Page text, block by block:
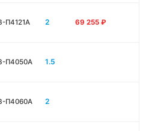
П4121A 2 69 255 ₽
П4050A 1.5
П4060A 2